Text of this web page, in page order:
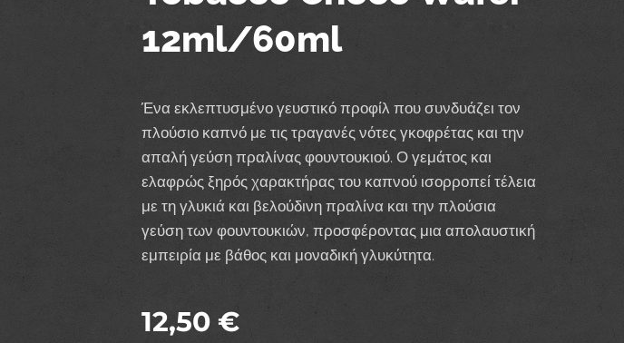
12ml/60ml
Ένα εκλεπτυσμένο γευστικό προφίλ που συνδυάζει τον
πλούσιο καπνό με τις τραγανές νότες γκοφρέτας και την
απαλή γεύση πραλίνας φουντουκιού. Ο γεμάτος και
ελαφρώς ξηρός χαρακτήρας του καπνού ισορροπεί τέλεια
με τη γλυκιά και βελούδινη πραλίνα και την πλούσια
γεύση των φουντουκιών, προσφέροντας μια απολαυστική
εμπειρία με βάθος και μοναδική γλυκύτητα.
12,50 €